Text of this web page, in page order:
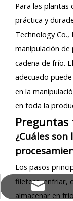
Para las plantas
práctica y
Technology
manipulación
cadena de frío.
adecuado
en la
en toda la
¿Cuáles
Los pasos
filetear, enfriar,
almacenar en